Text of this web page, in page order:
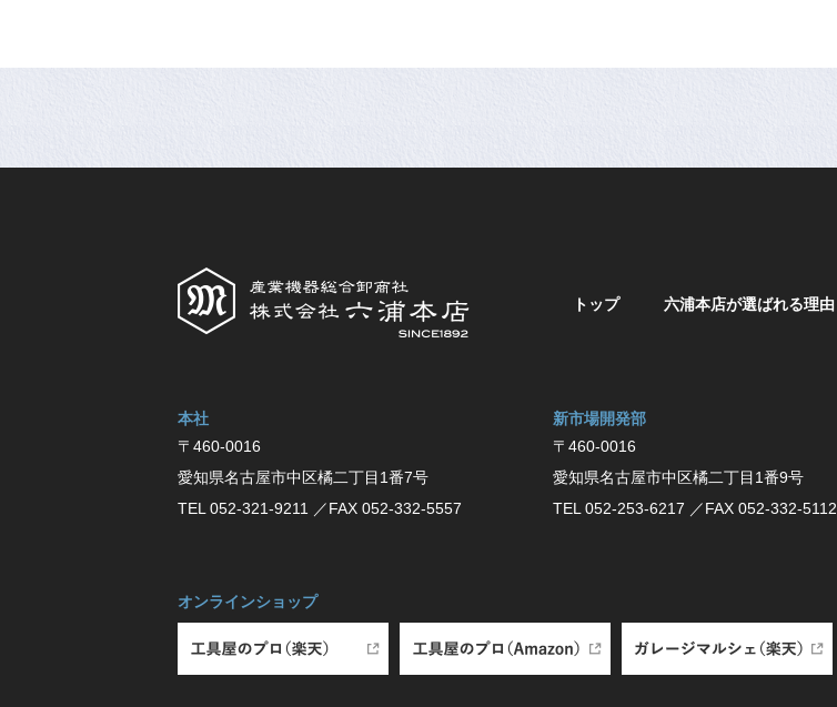
トップ 六浦本店が選ばれる理由
本社
〒460-0016
愛知県名古屋市中区橘⼆丁⽬1番7号
TEL 052-321-9211
／FAX 052-332-5557
新市場開発部
〒460-0016
愛知県名古屋市中区橘二丁目1番9号
TEL 052-253-6217 ／FAX 052-332-5112
オンラインショップ